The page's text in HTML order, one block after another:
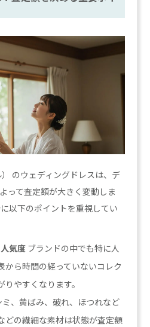
のウェディングドレスは、デ
って査定額が大きく変動しま
以下のポイントを重視してい
気度 ブランドの中でも特に人
から時間の経っていないコレク
やすくなります。
ミ、黄ばみ、破れ、ほつれなど
どの繊細な素材は状態が査定額